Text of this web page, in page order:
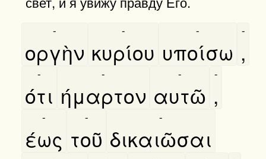
οργὴν
-
κυρίου
-
υποίσω
-
,
-
ότι
-
ήμαρτον
-
αυτῶ
-
,
-
έως
-
τοῦ
-
δικαιῶσαι
-